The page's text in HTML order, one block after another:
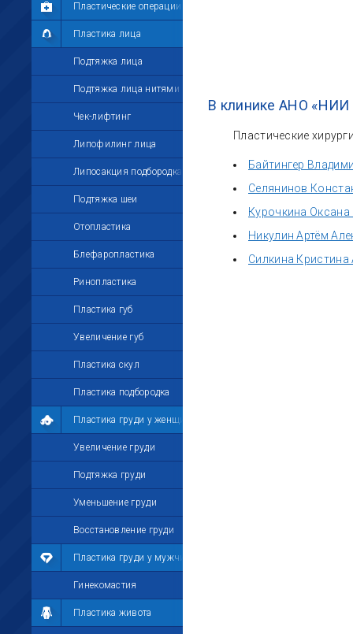
Пластические операции
Пластика лица
Подтяжка лица
Подтяжка лица нитями
Чек-лифтинг
Липофилинг лица
Липосакция подбородка
Подтяжка шеи
Отопластика
Блефаропластика
Ринопластика
Пластика губ
Увеличение губ
Пластика скул
Пластика подбородка
Пластика груди у женщин
Увеличение груди
Подтяжка груди
Уменьшение груди
Восстановление груди
Пластика груди у мужчин
Гинекомастия
Пластика живота
В клинике АНО «НИИ
Пластические
Байтингер
Селянинов
Курочкина Оксана
Никулин Артём
Силкина Кристина